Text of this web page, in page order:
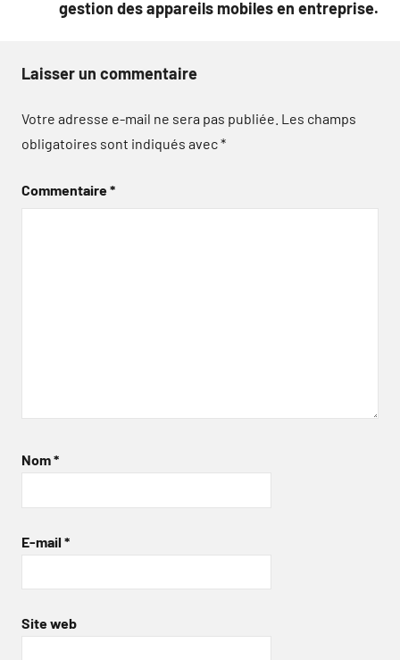
gestion des appareils mobiles en entreprise.
Laisser un commentaire
Votre adresse e-mail ne sera pas publiée. Les champs
obligatoires sont indiqués avec*
Commentaire*
Nom*
E-mail *
Site web